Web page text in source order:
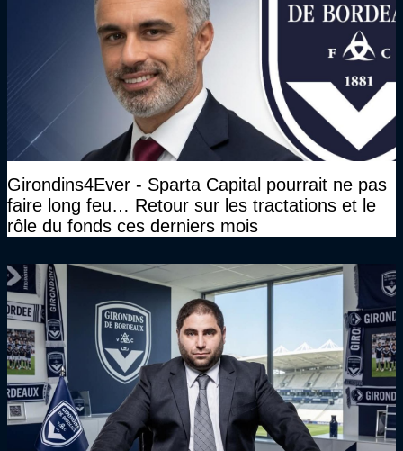
Girondins4Ever - Sparta Capital pourrait ne pas
faire long feu… Retour sur les tractations et le
rôle du fonds ces derniers mois